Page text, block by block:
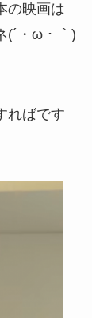
の映画は
(´・ω・｀)
ればです